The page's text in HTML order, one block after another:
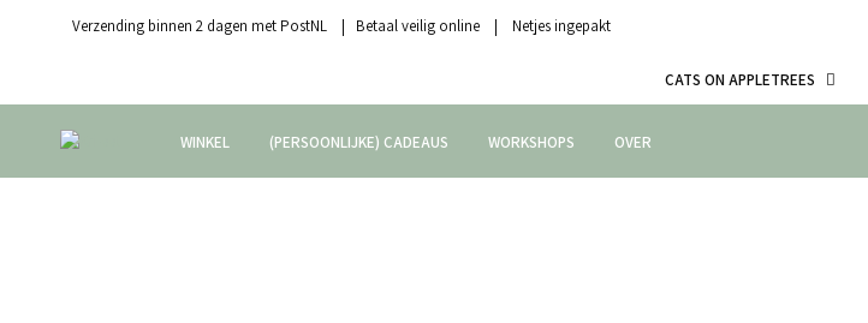
Verzending binnen 2 dagen met PostNL | Betaal veilig online | Netjes ingepakt
CATS ON APPLETREES
WINKEL (PERSOONLIJKE) CADEAUS WORKSHOPS OVER